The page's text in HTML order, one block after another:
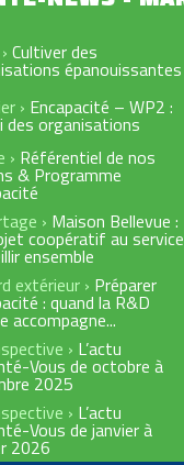
Cultiver des
épanouissantes
› Encapacité – WP2 :
des organisations
› Référentiel de nos
& Programme
› Maison Bellevue :
coopératif au service
ensemble
extérieur › Préparer
: quand la R&D
accompagne...
› L’actu
Vous de octobre à
2025
› L’actu
Vous de janvier à
2026